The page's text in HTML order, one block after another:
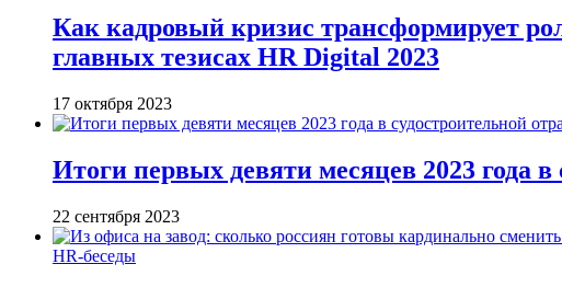
Как кадровый кризис трансформирует
главных тезисах HR Digital 2023
17 октября 2023
Итоги первых девяти месяцев 2023 года
22 сентября 2023
HR-беседы